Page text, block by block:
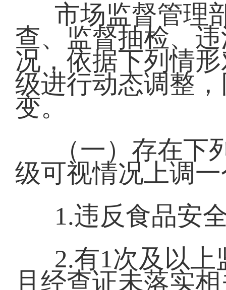
市场监督管理
查、监督抽检、
况，依据下列情
级进行动态调整
变。
（一）存在
级可视情况上调
1.违反食品安
2.有1次及以
且经查证未落实